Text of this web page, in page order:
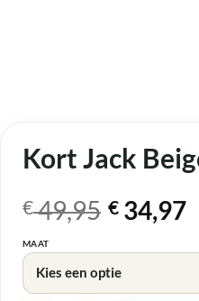
Kort Jack
€49,95
Oorspronkelijke
prijs
was:
€ 49,95.
€ 34,97
Huidige
prijs
is:
€ 34,97.
MAAT